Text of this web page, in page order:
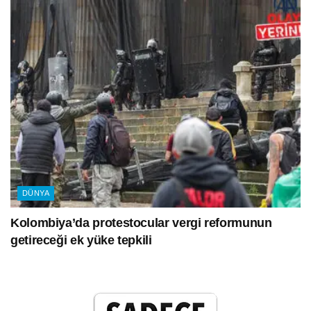
DÜNYA
Kolombiya’da protestocular vergi reformunun
getireceği ek yüke tepkili